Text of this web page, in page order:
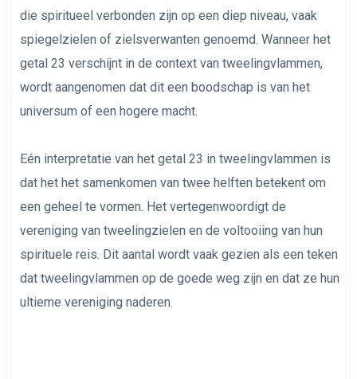
die spiritueel verbonden zijn op een diep niveau, vaak
spiegelzielen of zielsverwanten genoemd. Wanneer het
getal 23 verschijnt in de context van tweelingvlammen,
wordt aangenomen dat dit een boodschap is van het
universum of een hogere macht.
Eén interpretatie van het getal 23 in tweelingvlammen is
dat het het samenkomen van twee helften betekent om
een ​​geheel te vormen. Het vertegenwoordigt de
vereniging van tweelingzielen en de voltooiing van hun
spirituele reis. Dit aantal wordt vaak gezien als een teken
dat tweelingvlammen op de goede weg zijn en dat ze hun
ultieme vereniging naderen.